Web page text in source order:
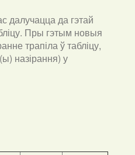
далучацца да гэтай
Пры гэтым новыя
трапіла ў табліцу,
назірання) у